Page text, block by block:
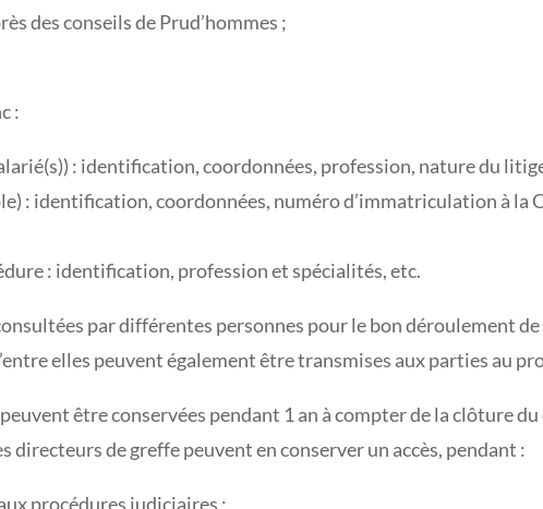
des conseils de Prud’hommes ;
:
: identification, coordonnées, profession, nature du
: identification, coordonnées, numéro d’immatriculation à la
: identification, profession et spécialités, etc.
par différentes personnes pour le bon déroulement
elles peuvent également être transmises aux parties au
être conservées pendant 1 an à compter de la clôture
directeurs de greffe peuvent en conserver un accès, pendant :
procédures judiciaires ;